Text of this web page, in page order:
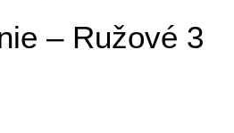
– Ružové 3